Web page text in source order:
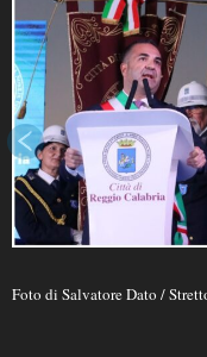
Foto di Salvatore Dato /